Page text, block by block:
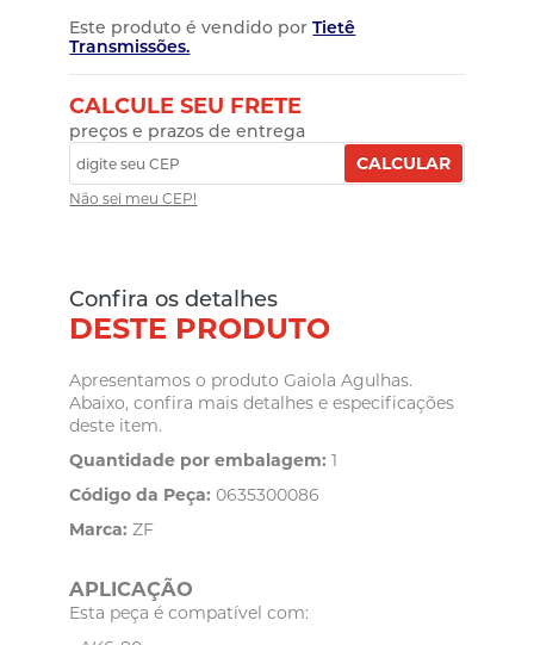
Este produto é vendido porTietê
Transmissões.
CALCULE SEU FRETE
preços e prazos de entrega
CALCULAR
Não sei meu CEP!
Confira os detalhes
DESTE PRODUTO
Apresentamos o produto Gaiola Agulhas.
Abaixo, confira mais detalhes e especificações
deste item.
Quantidade por embalagem: 1
Código da Peça: 0635300086
Marca: ZF
APLICAÇÃO
Esta peça é compatível com: